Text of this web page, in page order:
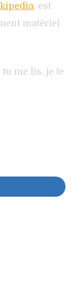
, est
matériel
me lis, je te